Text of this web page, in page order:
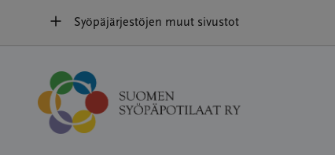
sisältöön
Syöpäjärjestöjen muut sivustot